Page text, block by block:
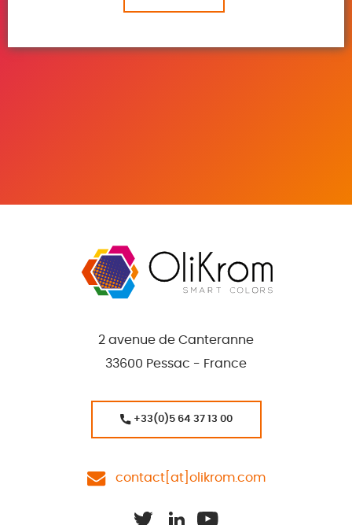
2 avenue de Canteranne
33600 Pessac - France
+33(0)5 64 37 13 00
contact[at]olikrom.com